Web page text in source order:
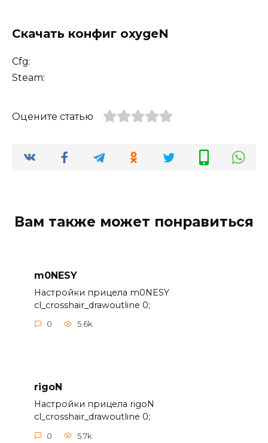
Скачать конфиг oxygeN
Cfg:
Steam:
Оцените статью
Вам также может понравиться
m0NESY
Настройки прицела m0NESY
cl_crosshair_drawoutline 0;
0 5.6k.
rigoN
Настройки прицела rigoN
cl_crosshair_drawoutline 0;
0 5.7k.